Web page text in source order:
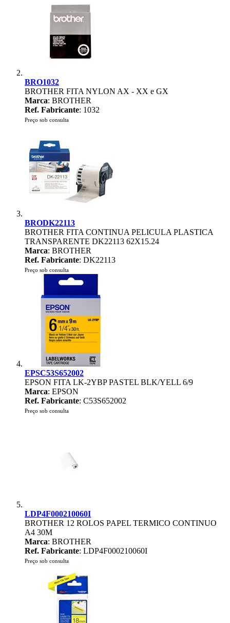
BRO1032
BROTHER FITA NYLON AX - XX e GX
Marca: BROTHER
Ref. Fabricante: 1032
Preço sob consulta
BRODK22113
BROTHER FITA CONTINUA PELICULA PLASTICA
TRANSPARENTE DK22113 62X15.24
Marca: BROTHER
Ref. Fabricante: DK22113
Preço sob consulta
EPSC53S652002
EPSON FITA LK-2YBP PASTEL BLK/YELL 6/9
Marca: EPSON
Ref. Fabricante: C53S652002
Preço sob consulta
LDP4F000210060I
BROTHER 12 ROLOS PAPEL TERMICO CONTINUO
A4 30M
Marca: BROTHER
Ref. Fabricante: LDP4F000210060I
Preço sob consulta